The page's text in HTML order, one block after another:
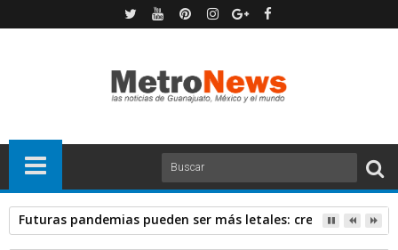
Futuras pandemias pueden ser más letales: creadora de